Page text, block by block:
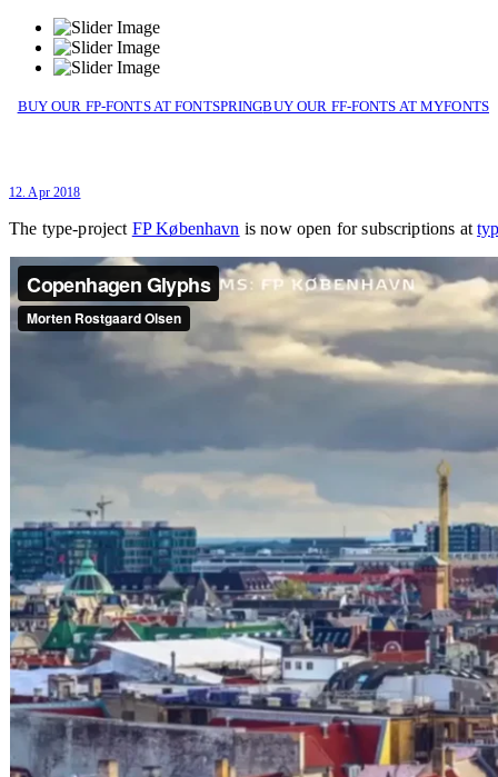
BUY OUR FP-FONTS AT FONTSPRINGBUY OUR FF-FONTS AT MYFONTS
12. Apr 2018
The type-project FP København is now open for subscriptions at